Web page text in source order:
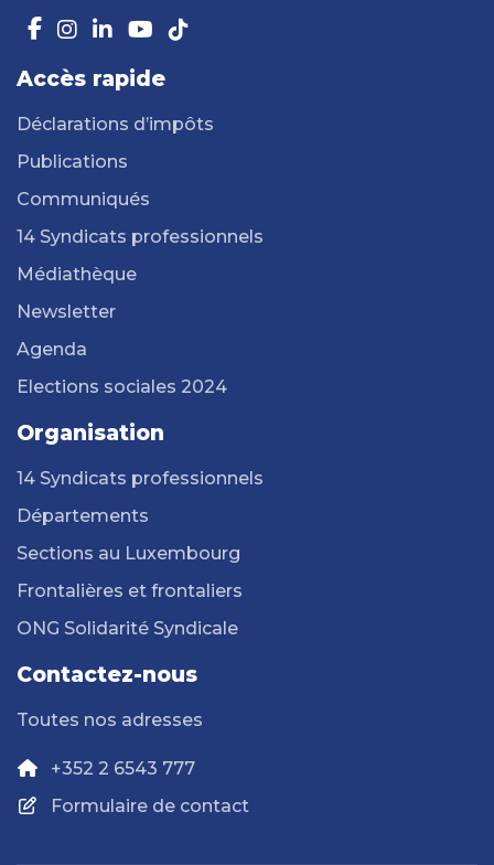
Accès rapide
Déclarations d’impôts
Publications
Communiqués
14 Syndicats professionnels
Médiathèque
Newsletter
Agenda
Elections sociales 2024
Organisation
14 Syndicats professionnels
Départements
Sections au Luxembourg
Frontalières et frontaliers
ONG Solidarité Syndicale
Contactez-nous
Toutes nos adresses
+352 2 6543 777
Formulaire de contact